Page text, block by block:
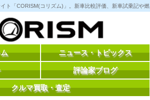
ト「CORISM(コリズム)」。新車比較評価、新車試乗記や
ニュース・トピックス
評論家ブログ
クルマ買取・査定